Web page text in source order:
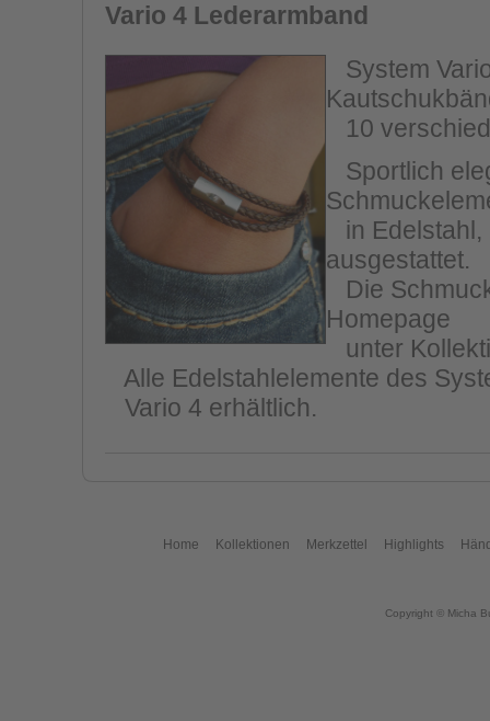
Vario 4 Lederarmband
System
10
Sportlich
in Edelstahl,
ausgestattet.
Die
Homepage
unter
Alle Edelstahlelemente des
Vario 4 erhältlich.
Home Kollektionen Merkzettel Highlights
Copyright © Micha